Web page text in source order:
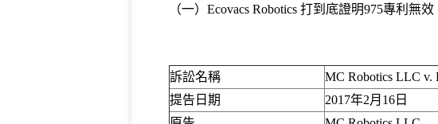
（一）Ecovacs Robotics 打到底證明975專利
訴訟名稱
MC Robotics LLC v.
提告日期
2017年2月16日